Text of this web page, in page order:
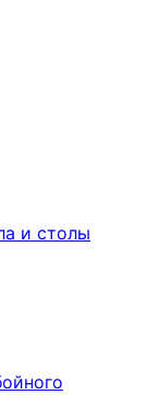
и столы